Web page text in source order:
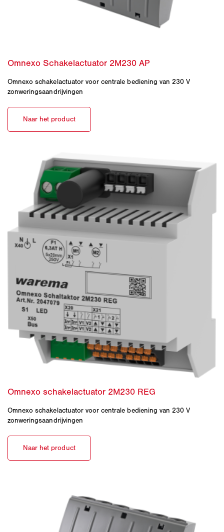
Omnexo schakelactuator voor centrale bediening van 230 V
zonweringsaandrijvingen
Omnexo schakelactuator voor centrale bediening van 230 V
zonweringsaandrijvingen